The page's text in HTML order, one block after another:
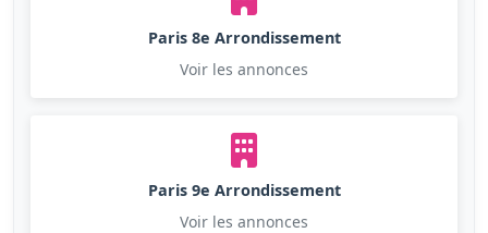
Paris 8e Arrondissement
Voir les annonces
Paris 9e Arrondissement
Voir les annonces